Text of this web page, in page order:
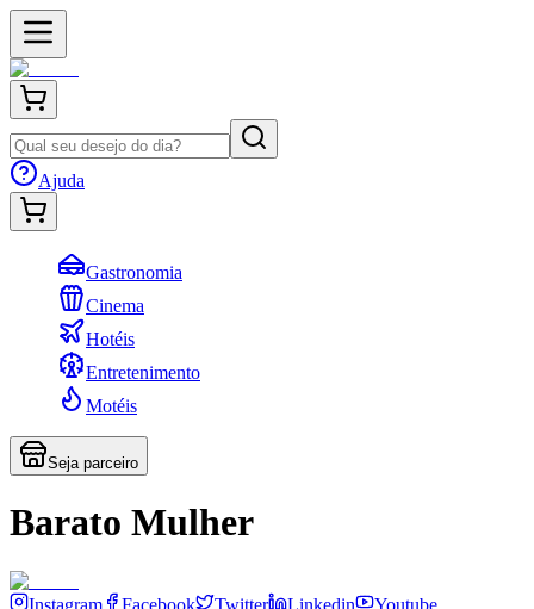
Ajuda
Gastronomia
Cinema
Hotéis
Entretenimento
Motéis
Seja parceiro
Barato Mulher
Instagram Facebook Twitter Linkedin Youtube